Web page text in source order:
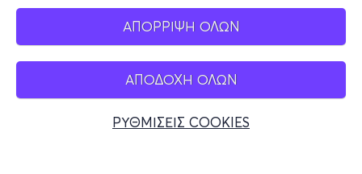
ΑΠΟΡΡΙΨΗ ΟΛΩΝ
ΑΠΟΔΟΧΗ ΟΛΩΝ
ΡΥΘΜΙΣΕΙΣ COOKIES
Mobile app